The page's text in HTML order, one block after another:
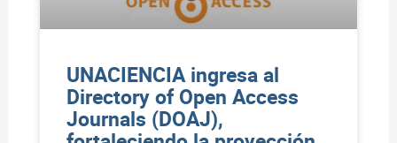
UNACIENCIA ingresa al
Directory of Open Access
Journals (DOAJ),